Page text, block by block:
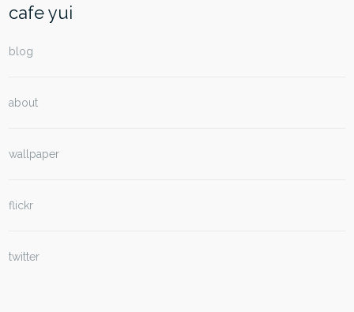
cafe yui
blog
about
wallpaper
flickr
twitter